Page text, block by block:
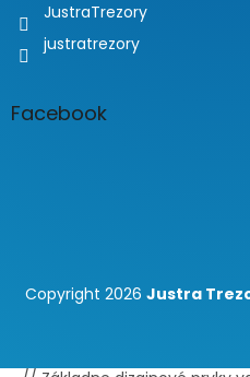
JustraTrezory
justratrezory
Facebook
Copyright 2026 Justra